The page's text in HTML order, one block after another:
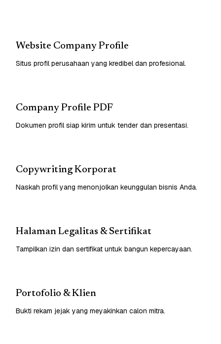
Website Company Profile
Situs profil perusahaan yang kredibel dan profesional.
Company Profile PDF
Dokumen profil siap kirim untuk tender dan presentasi.
Copywriting Korporat
Naskah profil yang menonjolkan keunggulan bisnis Anda.
Halaman Legalitas & Sertifikat
Tampilkan izin dan sertifikat untuk bangun kepercayaan.
Portofolio & Klien
Bukti rekam jejak yang meyakinkan calon mitra.